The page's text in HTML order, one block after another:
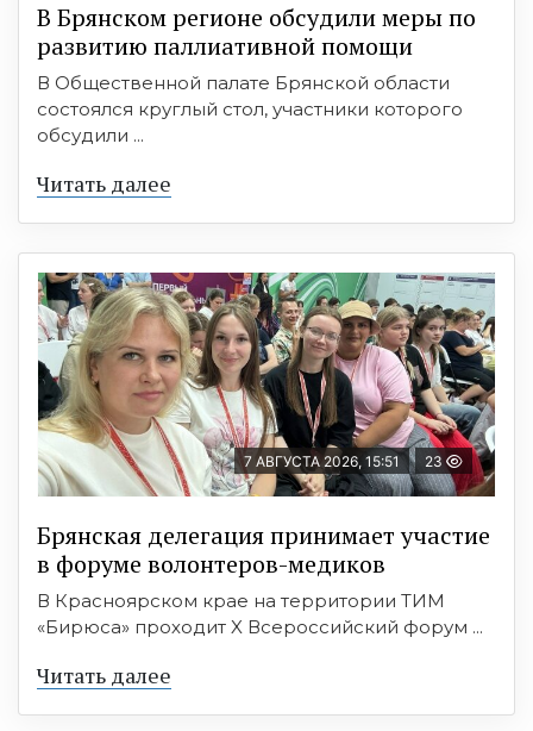
В Брянском регионе обсудили меры по
развитию паллиативной помощи
В Общественной палате Брянской области
состоялся круглый стол, участники которого
обсудили ...
Читать далее
7 АВГУСТА 2026, 15:51 23
Брянская делегация принимает участие
в форуме волонтеров-медиков
В Красноярском крае на территории ТИМ
«Бирюса» проходит X Всероссийский форум ...
Читать далее